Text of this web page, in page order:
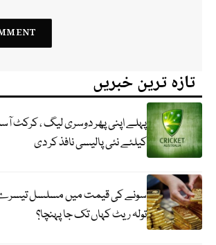
تازہ ترین خبریں
پہلے اپنی پھر دوسری لیگ ، کرکٹ
کیلئے نئی پالیسی نافذ کر دی
سونے کی قیمت میں مسلسل تیسرے
تولہ ریٹ کہاں تک جا پہنچا؟